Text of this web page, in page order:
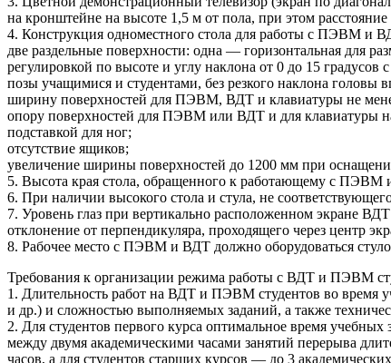
на кронштейне на высоте 1,5 м от пола, при этом
4. Конструкция одноместного стола для работы с ПЭВМ и
две раздельные поверхности: одна — горизонтальная для
регулировкой по высоте и углу наклона от 0 до 15
позы учащимися и студентами, без резкого наклона головы
ширину поверхностей для ПЭВМ, ВДТ и клавиатуры не
опору поверхностей для ПЭВМ или ВДТ и для клавиатуры на
подставкой для ног;
отсутствие ящиков;
увеличение ширины поверхностей до 1200 мм при
5. Высота края стола, обращенного к работающему с ПЭВМ и
6. При наличии высокого стола и стула, не
7. Уровень глаз при вертикально расположенном экране
отклонение от перпендикуляра, проходящего через центр
8. Рабочее место с ПЭВМ и ВДТ должно оборудоваться
Требования к организации режима работы с ВДТ и ПЭВМ
1. Длительность работ на ВДТ и ПЭВМ студентов во время
и др.) и сложностью выполняемых заданий, а также
2. Для студентов первого курса оптимальное время
между двумя академическими часами занятий перерыва
часов, а для студентов старших курсов — до 3